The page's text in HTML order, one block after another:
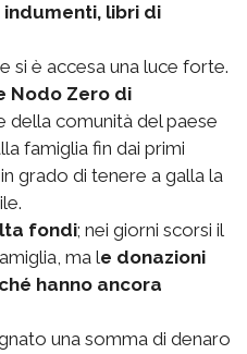
libri di
si è accesa una luce forte.
Nodo Zero di
della comunità del paese
famiglia fin dai primi
grado di tenere a galla la
fondi; nei giorni scorsi il
ma le donazioni
hanno ancora
una somma di denaro